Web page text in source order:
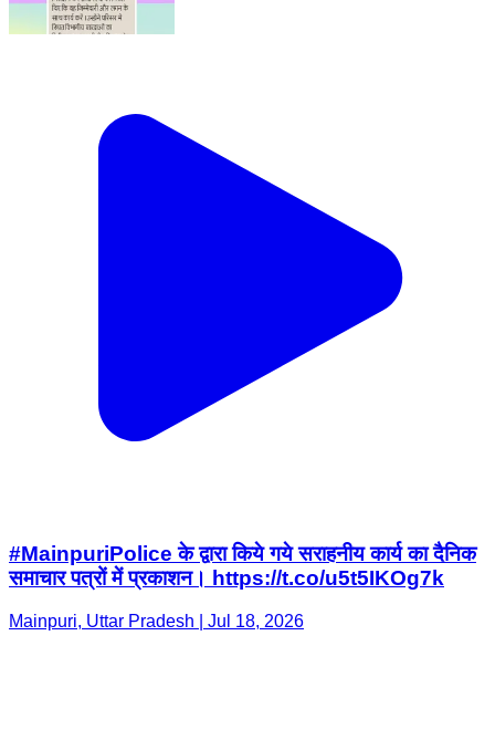
#MainpuriPolice के द्वारा किये गये सराहनीय कार्य का दैनिक